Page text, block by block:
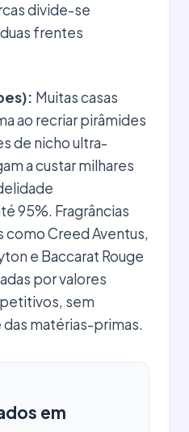
divide-se
frentes
Muitas casas
ao recriar pirâmides
de nicho ultra-
a custar milhares
95%. Fragrâncias
como Creed Aventus,
e Baccarat Rouge
por valores
sem
das matérias-primas.
em